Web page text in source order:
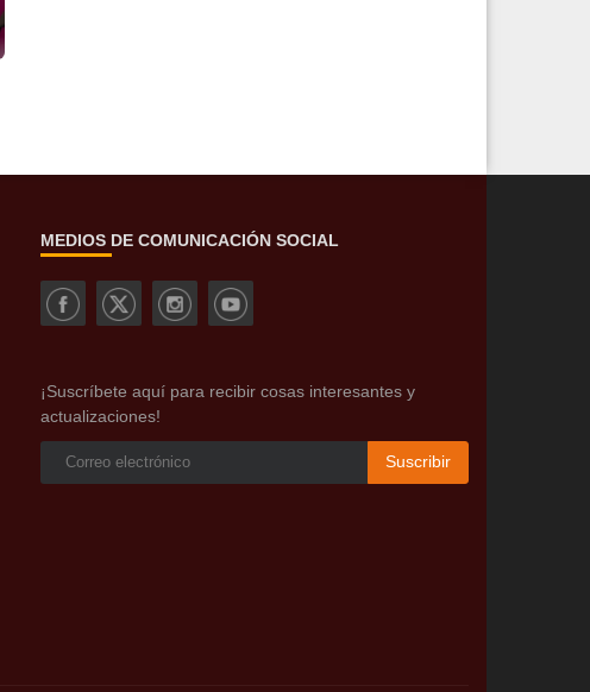
MEDIOS DE COMUNICACIÓN SOCIAL
¡Suscríbete aquí para recibir cosas interesantes y
actualizaciones!
Suscribir